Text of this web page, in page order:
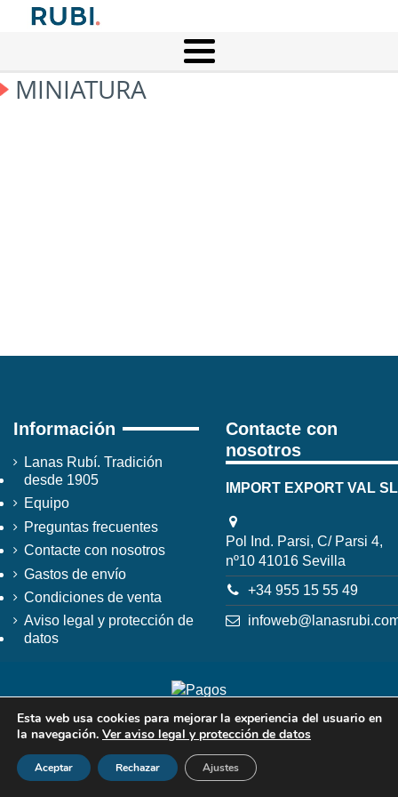
MINIATURA
Información
Lanas Rubí. Tradición
desde 1905
Equipo
Preguntas frecuentes
Contacte con nosotros
Gastos de envío
Condiciones de venta
Aviso legal y protección de
datos
Contacte con
nosotros
IMPORT EXPORT VAL SL
Pol Ind. Parsi, C/ Parsi 4,
nº10 41016 Sevilla
+34 955 15 55 49
Esta web usa cookies para mejorar la experiencia del usuario en
la navegación. Ver aviso legal y protección de datos
Aceptar Rechazar Ajustes